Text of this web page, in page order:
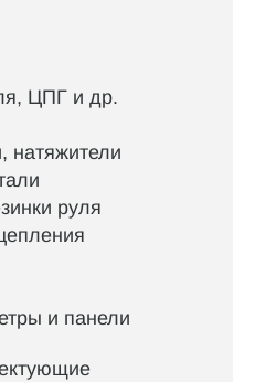
ЦПГ и др.
натяжители
руля
и панели